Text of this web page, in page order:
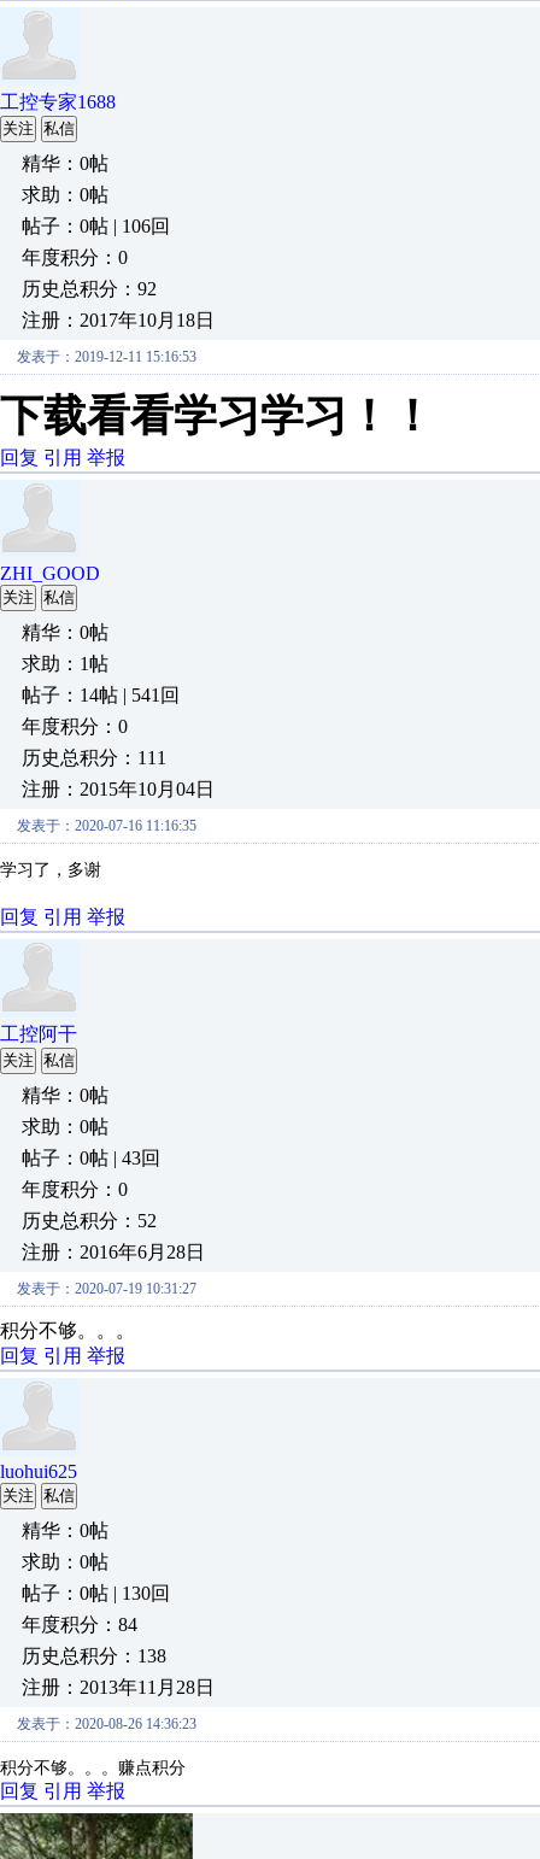
工控专家1688
关注 私信
精华：0帖
求助：0帖
帖子：0帖 | 106回
年度积分：0
历史总积分：92
注册：2017年10月18日
发表于：2019-12-11 15:16:53
下载看看学习学习！！
回复 引用 举报
ZHI_GOOD
关注 私信
精华：0帖
求助：1帖
帖子：14帖 | 541回
年度积分：0
历史总积分：111
注册：2015年10月04日
发表于：2020-07-16 11:16:35
学习了，多谢
回复 引用 举报
工控阿干
关注 私信
精华：0帖
求助：0帖
帖子：0帖 | 43回
年度积分：0
历史总积分：52
注册：2016年6月28日
发表于：2020-07-19 10:31:27
积分不够。。。
回复 引用 举报
luohui625
关注 私信
精华：0帖
求助：0帖
帖子：0帖 | 130回
年度积分：84
历史总积分：138
注册：2013年11月28日
发表于：2020-08-26 14:36:23
积分不够。。。赚点积分
回复 引用 举报